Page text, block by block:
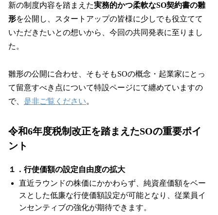
新の制度内容を踏まえた実務的かつ柔軟なSO契約書の雛
形を公開し、スタートアップの皆様に少しでも役立てて
いただきたいとの想いから、今回の共同発表に至りまし
た。
雛形の公開に合わせ、そもそもSOの概念・起業家にとっ
て留意すべき点について特設ページにて纏めていますの
で、 是非ご覧ください。
令和6年度税制改正を踏まえたSOの重要ポイ
ント
１．行使価額の設定自由度の拡大
直近ラウンドの株価にかかわらず、純資産価額をベー
スとした低廉な行使価額設定が可能となり、従業員イ
ンセンティブの強化が期待できます。